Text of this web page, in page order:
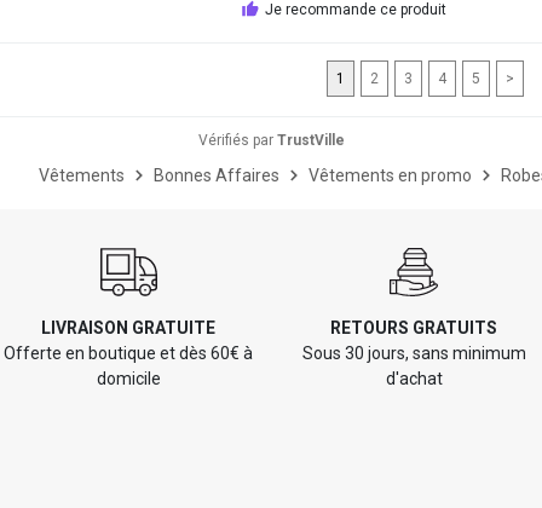
Je recommande ce produit
1 2 3 4 5 >
Vérifiés par TrustVille
Vêtements Bonnes Affaires Vêtements en promo
LIVRAISON GRATUITE
Offerte en boutique et dès 60€ à
domicile
RETOURS GRATUITS
Sous 30 jours, sans minimum
d'achat